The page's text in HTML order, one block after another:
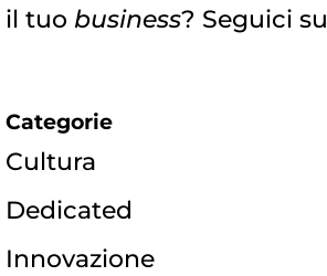
il tuo business? Seguici su
Categorie
Cultura
Dedicated
Innovazione